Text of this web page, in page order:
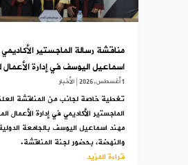
مناقشة رسالة الماجستير
اسماعيل اليوسف في إدارة الأعمال
1 أغسطس,2026 |الأخبار
تغطية خاصة لجانب من المناقشة
الماجستير الأكاديمي في إدارة الأعمال
مهند اسماعيل اليوسف بالجامعة
والنهضة، بحضور لجنة المناقشة.
قراءة المزيد